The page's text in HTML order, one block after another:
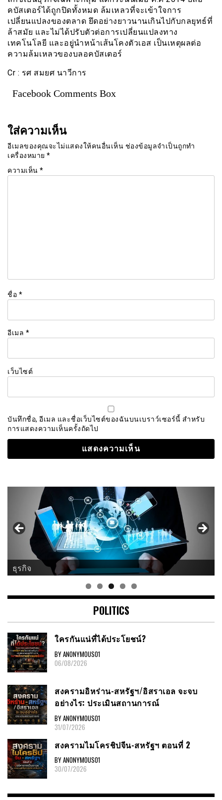
คบัสเตอร์ได้ถูกปิดทั้งหมด ล้มเหลวที่จะเข้าใจการ
เปลี่ยนแปลงของตลาด ยึดอย่างยาวนานเกินไปกับกลยุทธ์ที่
ล้าสมัย และไม่ได้ปรับตัวต่อการเปลี่ยนแปลงทาง
เทคโนโลยี และอยู่นำหน้าเส้นโคงตัวเอส เป็นเหตุผลต่อ
ความล้มเหลวของบลอคบัสเตอร์
Cr : รศ สมยศ นาวีการ
Facebook Comments Box
ใส่ความเห็น
อีเมลของคุณจะไม่แสดงให้คนอื่นเห็น ช่องข้อมูลจำเป็นถูกทำ
เครื่องหมาย *
ความเห็น *
ชื่อ *
อีเมล *
เว็บไซต์
บันทึกชื่อ, อีเมล และชื่อเว็บไซต์ของฉันบนเบราว์เซอร์นี้ สำหรับ
การแสดงความเห็นครั้งถัดไป
ธุรกิจ
POLITICS
ใครกันแน่ที่ได้ประโยชน์?
BY ANONYMOUS01
06/08/2026
สงครามอิหร่าน-สหรัฐฯ/อิสราเอล จะจบ
อย่างไร: ประเมินสถานการณ์
BY ANONYMOUS01
31/07/2026
สงครามไมโครชิปจีน-สหรัฐฯ ตอนที่ 2
BY ANONYMOUS01
30/07/2026